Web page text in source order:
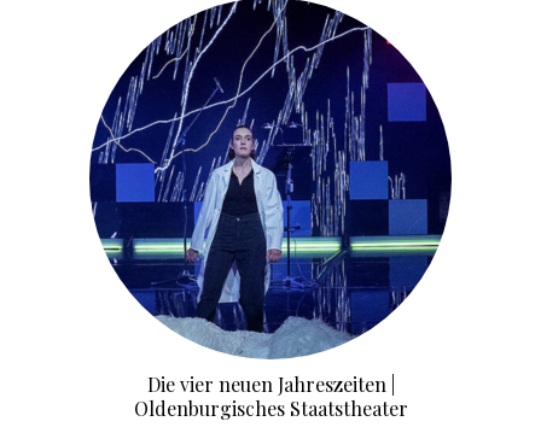
Die vier neuen Jahreszeiten |
Oldenburgisches Staatstheater